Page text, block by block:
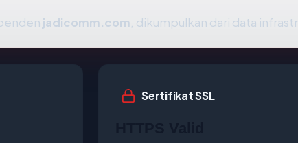
jadicomm.com , dikumpulkan dari data
Sertifikat SSL